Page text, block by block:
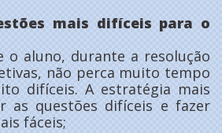
mais difíceis para o
o aluno, durante a resolução
não perca muito tempo
difíceis. A estratégia mais
as questões difíceis e fazer
fáceis;